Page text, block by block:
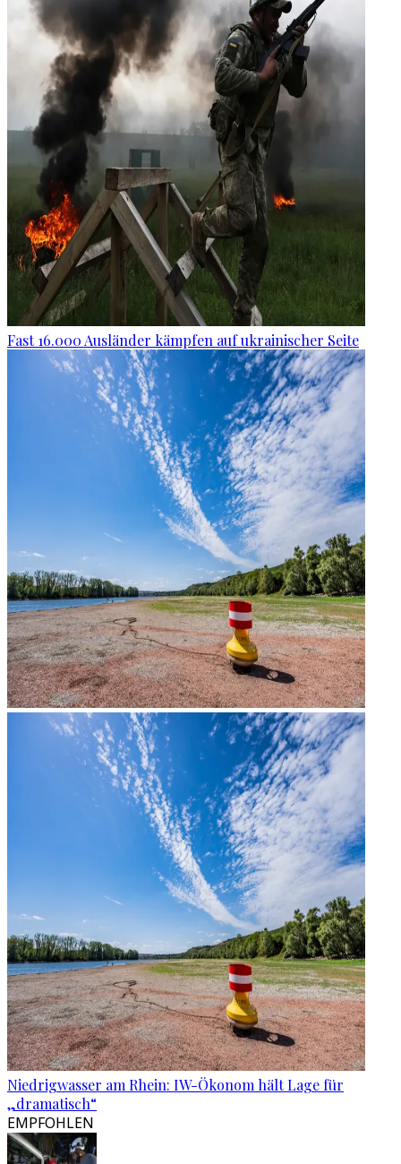
Fast 16.000 Ausländer kämpfen auf ukrainischer Seite
Niedrigwasser am Rhein: IW-Ökonom hält Lage für
„dramatisch“
EMPFOHLEN